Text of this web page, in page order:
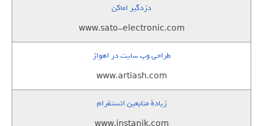
دزدگیر اماکن
www.sato-electronic.com
طراحی وب سایت در اهواز
www.artiash.com
زيادة متابعين انستقرام